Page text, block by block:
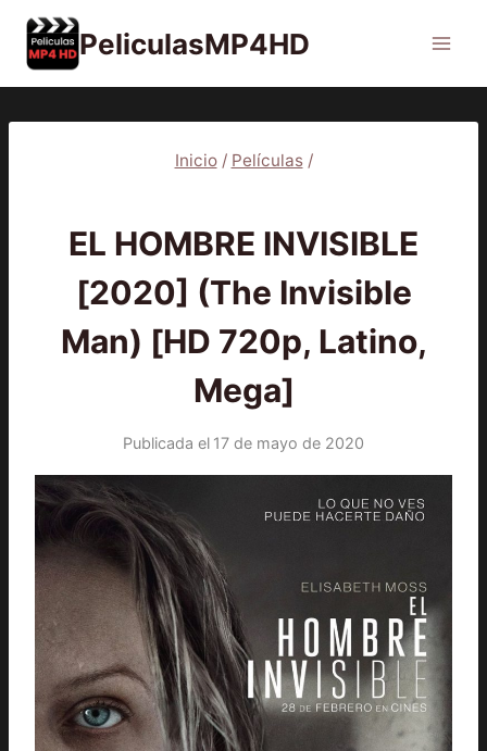
Saltar
contenido
PeliculasMP4HD
Inicio / Películas /
EL HOMBRE INVISIBLE
[2020] (The Invisible
Man) [HD 720p, Latino,
Mega]
Publicada el 17 de mayo de 2020